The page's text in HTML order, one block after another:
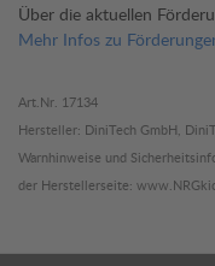
Über die aktuellen
Mehr Infos zu
Art.Nr. 17134
Hersteller: DiniTech GmbH,
Warnhinweise und
der Herstellerseite: